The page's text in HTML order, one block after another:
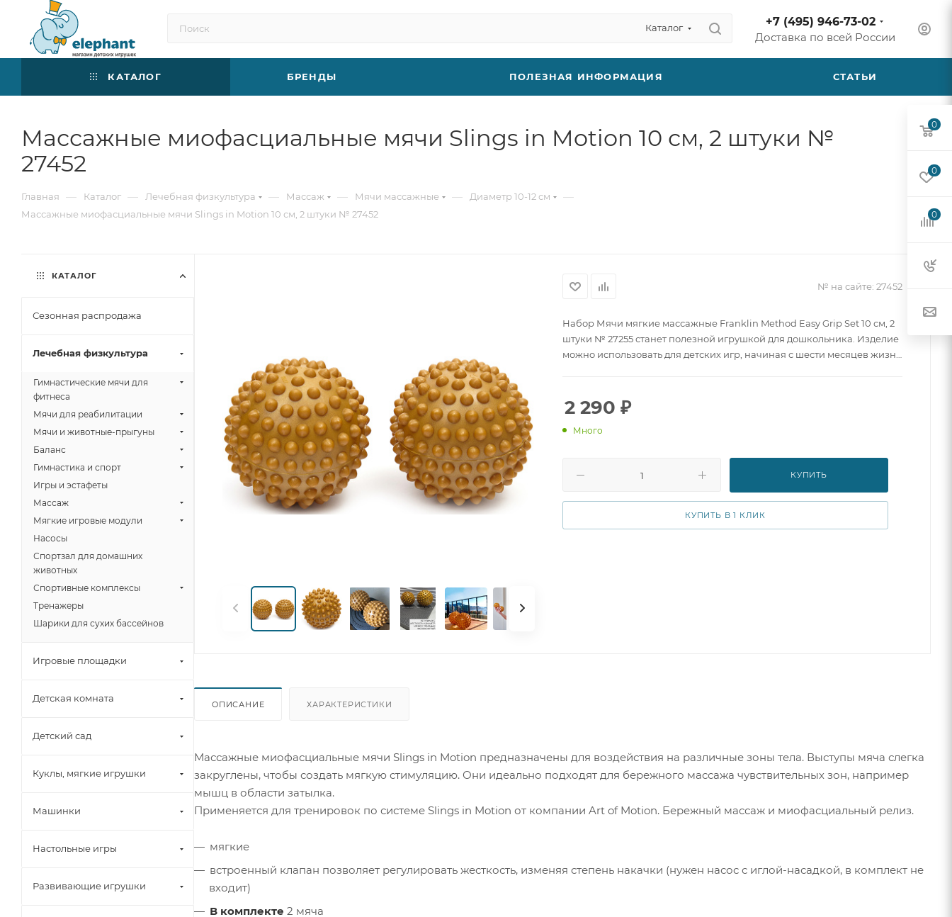
Каталог
+7 (495) 946-73-02
Доставка по всей России
КАТАЛОГ БРЕНДЫ ПОЛЕЗНАЯ ИНФОРМАЦИЯ СТАТЬИ
Массажные миофасциальные мячи Slings in Motion 10 см, 2 штуки №
27452
Главная — Каталог — Лечебная физкультура — Массаж — Мячи массажные — Диаметр 10-12 см —
Массажные миофасциальные мячи Slings in Motion 10 см, 2 штуки № 27452
№ на сайте: 27452
Набор Мячи мягкие массажные Franklin Method Easy Grip Set 10 см, 2
штуки № 27255 станет полезной игрушкой для дошкольника. Изделие
можно использовать для детских игр, начиная с шести месяцев жизни
стимулирует ребенка двигаться, делает занятия физкультурой
веселыми и интересными. Изделие можно использовать для
лечебной физкультуры и реабилитации детей с ограниченными
2 290 ₽
Много
КУПИТЬ
КУПИТЬ В 1 КЛИК
ОПИСАНИЕ ХАРАКТЕРИСТИКИ
Массажные миофасциальные мячи Slings in Motion предназначены для воздействия на различные зоны тела. Выступы мяча слегка
закруглены, чтобы создать мягкую стимуляцию. Они идеально подходят для бережного массажа чувствительных зон, например
мышц в области затылка.
Применяется для тренировок по системе Slings in Motion от компании Art of Motion. Бережный массаж и миофасциальный релиз.
мягкие
встроенный клапан позволяет регулировать жесткость, изменяя степень накачки (нужен насос с иглой-насадкой, в комплект не
входит)
В комплекте 2 мяча
КАТАЛОГ
Сезонная распродажа
Лечебная физкультура
Гимнастические мячи для
фитнеса
Мячи для реабилитации
Мячи и животные-прыгуны
Баланс
Гимнастика и спорт
Игры и эстафеты
Массаж
Мягкие игровые модули
Насосы
Спортзал для домашних
животных
Спортивные комплексы
Тренажеры
Шарики для сухих бассейнов
Игровые площадки
Детская комната
Детский сад
Куклы, мягкие игрушки
Машинки
Настольные игры
Развивающие игрушки
0
0
0